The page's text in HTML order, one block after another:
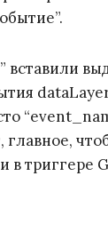
вставили
главное,
в триггере